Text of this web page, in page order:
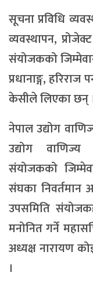
सूचना प्रविधि
व्यवस्थापन,
संयोजकको
प्रधानाङ्ग,
केसीले लिएका छन्
नेपाल उद्योग
उद्योग
संयोजकको
संघका निवर्तमान
उपसमिति
मनोनित गर्ने
अध्यक्ष नारायण
।